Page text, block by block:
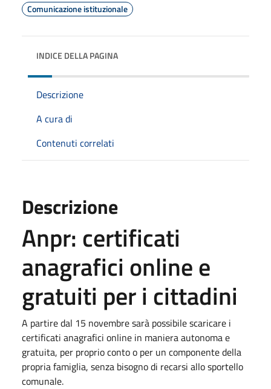
Comunicazione istituzionale
INDICE DELLA PAGINA
Descrizione
A cura di
Contenuti correlati
Descrizione
Anpr: certificati
anagrafici online e
gratuiti per i cittadini
A partire dal 15 novembre sarà possibile scaricare i
certificati anagrafici online in maniera autonoma e
gratuita, per proprio conto o per un componente della
propria famiglia, senza bisogno di recarsi allo sportello
comunale.